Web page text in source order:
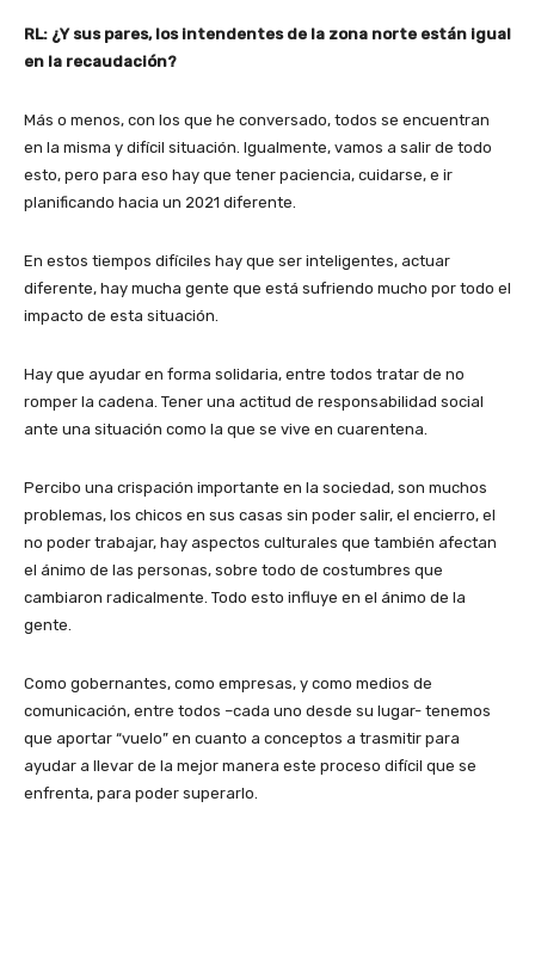
RL: ¿Y sus pares, los intendentes de la zona norte están igual
en la recaudación?
Más o menos, con los que he conversado, todos se encuentran
en la misma y difícil situación. Igualmente, vamos a salir de todo
esto, pero para eso hay que tener paciencia, cuidarse, e ir
planificando hacia un 2021 diferente.
En estos tiempos difíciles hay que ser inteligentes, actuar
diferente, hay mucha gente que está sufriendo mucho por todo el
impacto de esta situación.
Hay que ayudar en forma solidaria, entre todos tratar de no
romper la cadena. Tener una actitud de responsabilidad social
ante una situación como la que se vive en cuarentena.
Percibo una crispación importante en la sociedad, son muchos
problemas, los chicos en sus casas sin poder salir, el encierro, el
no poder trabajar, hay aspectos culturales que también afectan
el ánimo de las personas, sobre todo de costumbres que
cambiaron radicalmente. Todo esto influye en el ánimo de la
gente.
Como gobernantes, como empresas, y como medios de
comunicación, entre todos –cada uno desde su lugar- tenemos
que aportar “vuelo” en cuanto a conceptos a trasmitir para
ayudar a llevar de la mejor manera este proceso difícil que se
enfrenta, para poder superarlo.